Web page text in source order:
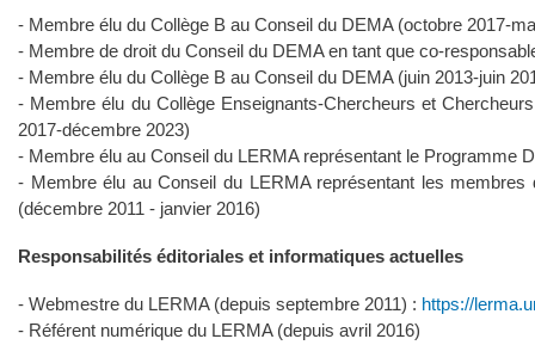
- Membre élu du Collège B au Conseil du DEMA (octobre 2017-
- Membre de droit du Conseil du DEMA en tant que co-
- Membre élu du Collège B au Conseil du DEMA (juin 2013-juin
- Membre élu du Collège Enseignants-Chercheurs et
2017-décembre 2023)
- Membre élu au Conseil du LERMA représentant le Programme
- Membre élu au Conseil du LERMA représentant les
(décembre 2011 - janvier 2016)
Responsabilités éditoriales et informatiques actuelles
- Webmestre du LERMA (depuis septembre 2011) : https://
- Référent numérique du LERMA (depuis avril 2016)